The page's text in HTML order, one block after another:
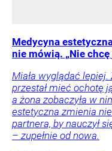
Medycyna
nie mówią. „Nie chcę
Miała wyglądać
przestał mieć ochotę
a żona zobaczyła w
estetyczna zmienia
partnera, by nauczył
– zupełnie od nowa.